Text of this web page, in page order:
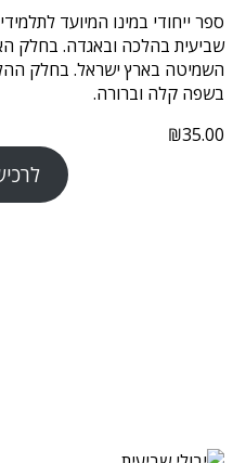
ספר ייחודי במינו המיועד
שביעית בהלכה ובאגדה. בחלק
השמיטה בארץ ישראל. בחלק
בשפה קלה וברורה.
₪35.00